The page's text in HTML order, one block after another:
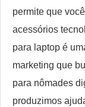
permite que
acessórios
para laptop é
marketing que
para nômades
produzimos